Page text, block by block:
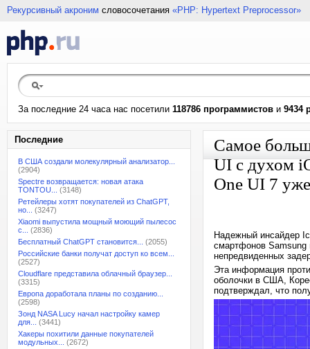
Рекурсивный акроним словосочетания «PHP: Hypertext Preprocessor»
За последние 24 часа нас посетили 118786 программистов и 9434
Последние
В США создали молекулярный анализатор...
(2904)
Spectre возвращается: новая атака
TONTOU...
(3148)
Ретейлеры хотят покупателей из ChatGPT,
но...
(3247)
Xiaomi выпустила мощный моющий пылесос
с...
(2836)
Бесплатный ChatGPT становится...
(2055)
Российские банки получат доступ ко всем...
(2527)
Cloudflare представила облачный браузер...
(3315)
Европа доработала планы по созданию...
(2598)
Зонд NASA Lucy начал настройку камер
для...
(3441)
Хакеры похитили данные покупателей
модульных...
(2672)
Самое
UI с духом
One UI 7
Надежный инсайдер
смартфонов Samsung
непредвиденных
Эта информация
оболочки в США,
подтверждал, что